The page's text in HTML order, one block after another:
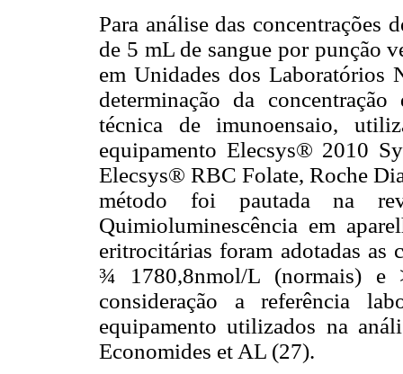
Para análise das concentrações
de 5 mL de sangue por punção
em Unidades dos Laboratórios
determinação da
técnica de imunoensaio,
equipamento Elecsys® 2010
Elecsys® RBC Folate, Roche
método foi pautada na
Quimioluminescência em
eritrocitárias foram adotadas
¾ 1780,8nmol/L (normais) e
consideração a referência
equipamento utilizados na
Economides et AL (27).